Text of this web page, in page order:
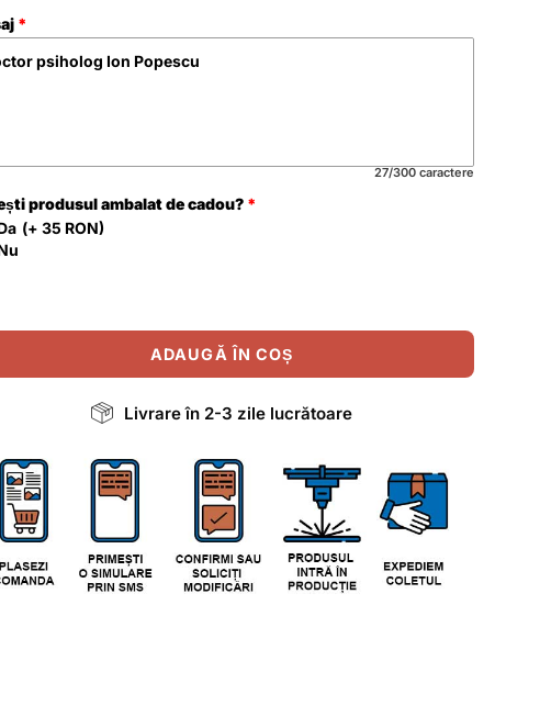
27/300 caractere
produsul ambalat de cadou?
(+ 35 RON)
ADAUGĂ ÎN COȘ
Livrare în 2-3 zile lucrătoare